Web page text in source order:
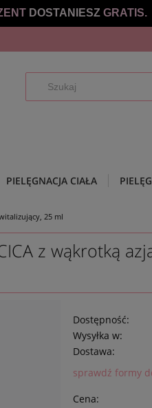
DOSTANIESZ GRATIS.
PIELĘGNACJA CIAŁA
25 ml
z wąkrotką
Dostępność:
Wysyłka w:
Dostawa:
sprawdź formy
Cena: